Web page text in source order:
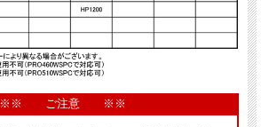
※※ ご注意 ※※